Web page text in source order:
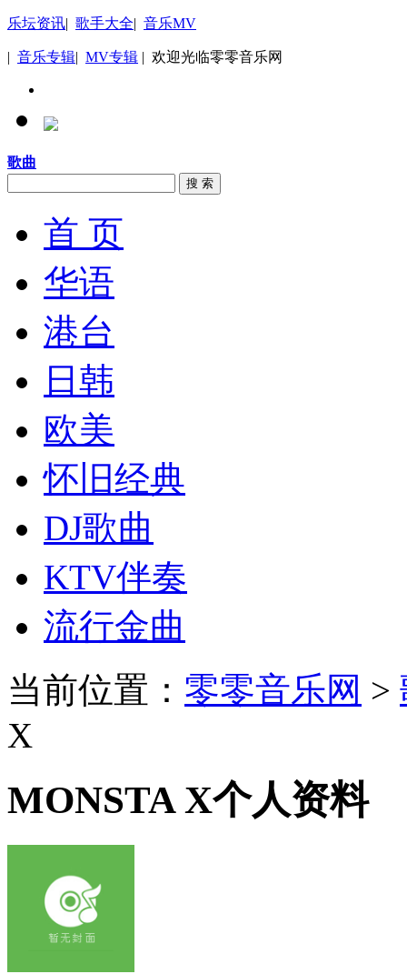
乐坛资讯| 歌手大全| 音乐MV
| 音乐专辑| MV专辑 | 欢迎光临零零音乐网
歌曲
搜 索
首 页
华语
港台
日韩
欧美
怀旧经典
DJ歌曲
KTV伴奏
流行金曲
当前位置： 零零音乐网 >
X
MONSTA X个人资料